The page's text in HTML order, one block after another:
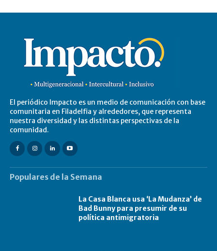
El periódico Impacto es un medio de comunicación con base
comunitaria en Filadelfia y alrededores, que representa
nuestra diversidad y las distintas perspectivas de la
comunidad.
Populares de la Semana
La Casa Blanca usa ‘La Mudanza’ de
Bad Bunny para presumir de su
política antimigratoria